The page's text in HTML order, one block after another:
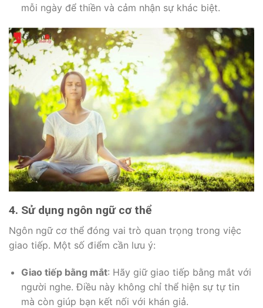
mỗi ngày để thiền và cảm nhận sự khác biệt.
4. Sử dụng ngôn ngữ cơ thể
Ngôn ngữ cơ thể đóng vai trò quan trọng trong việc
giao tiếp. Một số điểm cần lưu ý:
Giao tiếp bằng mắt: Hãy giữ giao tiếp bằng mắt với
người nghe. Điều này không chỉ thể hiện sự tự tin
mà còn giúp bạn kết nối với khán giả.